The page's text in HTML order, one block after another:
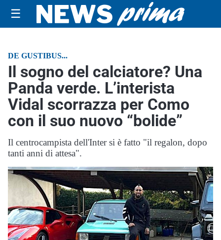
☰
DE GUSTIBUS...
Il sogno del calciatore? Una
Panda verde. L’interista
Vidal scorrazza per Como
con il suo nuovo “bolide”
Il centrocampista dell'Inter si è fatto "il regalon, dopo
tanti anni di attesa".